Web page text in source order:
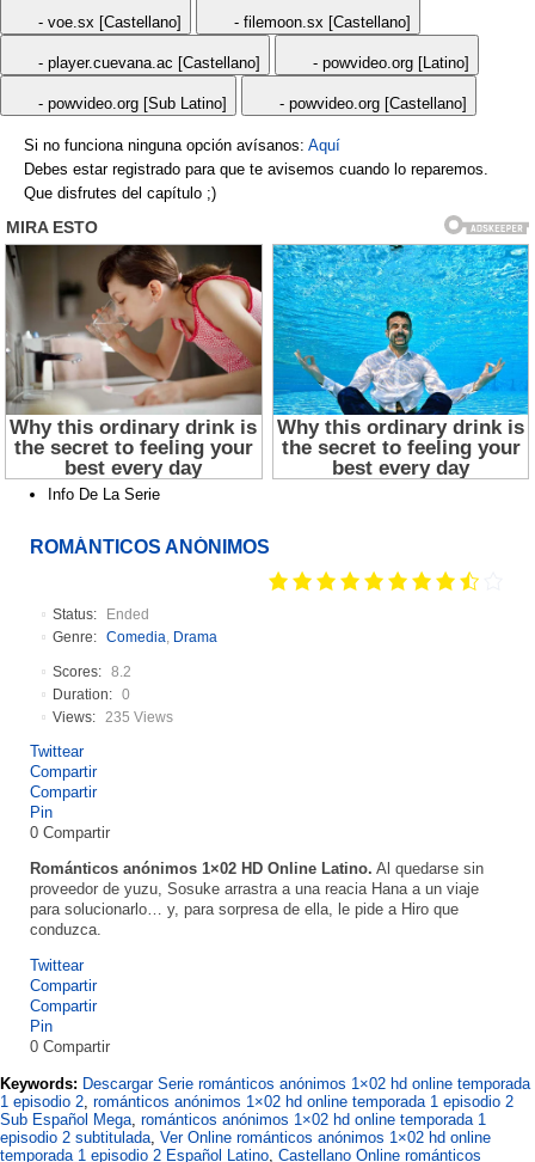
- voe.sx [Castellano] - filemoon.sx [Castellano]
- player.cuevana.ac [Castellano] - powvideo.org [Latino]
- powvideo.org [Sub Latino] - powvideo.org [Castellano]
Si no funciona ninguna opción avísanos: Aquí
Debes estar registrado para que te avisemos cuando lo reparemos.
Que disfrutes del capítulo ;)
Info De La Serie
ROMÁNTICOS ANÓNIMOS
Status:
Ended
Genre: Comedia Drama
Scores: 8.2
Duration: 0
Views:
235 Views
Twittear
Compartir
Compartir
Pin
0 Compartir
Románticos anónimos 1×02 HD Online Latino. Al quedarse sin
proveedor de yuzu, Sosuke arrastra a una reacia Hana a un viaje
para solucionarlo… y, para sorpresa de ella, le pide a Hiro que
conduzca.
Twittear
Compartir
Compartir
Pin
0 Compartir
Keywords: Descargar Serie románticos anónimos 1×02 hd online temporada
1 episodio 2 románticos anónimos 1×02 hd online temporada 1 episodio 2
Sub Español Mega románticos anónimos 1×02 hd online temporada 1
episodio 2 subtitulada Ver Online románticos anónimos 1×02 hd online
temporada 1 episodio 2 Español Latino Castellano Online románticos